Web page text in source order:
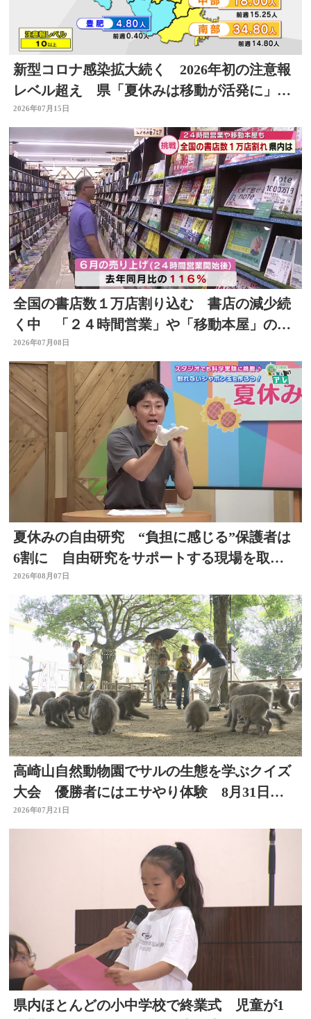
新型コロナ感染拡大続く 2026年初の注意報
レベル超え 県「夏休みは移動が活発に」感
染対策を 大分
2026年07月15日
全国の書店数１万店割り込む 書店の減少続
く中 「２４時間営業」や「移動本屋」の取
り組みも 大分
2026年07月08日
夏休みの自由研究 “負担に感じる”保護者は
6割に 自由研究をサポートする現場を取
材 スタジオで「割れないシャボン玉」づく
りも
2026年08月07日
高崎山自然動物園でサルの生態を学ぶクイズ
大会 優勝者にはエサやり体験 8月31日ま
で
2026年07月21日
県内ほとんどの小中学校で終業式 児童が1